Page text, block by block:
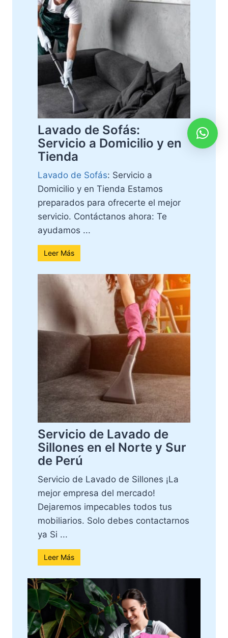
Lavado de Sofás:
Servicio a Domicilio y en
Tienda
Lavado de Sofás: Servicio a
Domicilio y en Tienda Estamos
preparados para ofrecerte el mejor
servicio. Contáctanos ahora: Te
ayudamos ...
Leer Más
Servicio de Lavado de
Sillones en el Norte y Sur
de Perú
Servicio de Lavado de Sillones ¡La
mejor empresa del mercado!
Dejaremos impecables todos tus
mobiliarios. Solo debes contactarnos
ya Si ...
Leer Más